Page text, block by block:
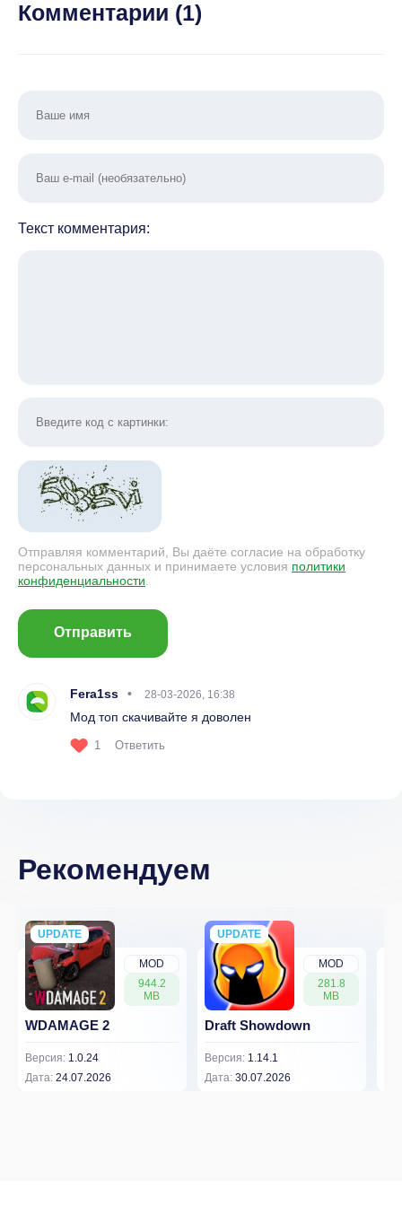
денег/нет
Комментарии (1)
Текст комментария:
Отправляя комментарий, Вы даёте согласие на обработку
персональных данных и принимаете условия политики
конфиденциальности
Отправить
Fera1ss 28-03-2026, 16:38
Мод топ скачивайте я доволен
1 Ответить
Рекомендуем
MOD
944.2
MB
UPDATE
NEW
WDAMAGE 2
Версия: 1.0.24
Дата: 24.07.2026
MOD
281.8
MB
UPDATE
NEW
Draft Showdown
Версия: 1.14.1
Дата: 30.07.2026